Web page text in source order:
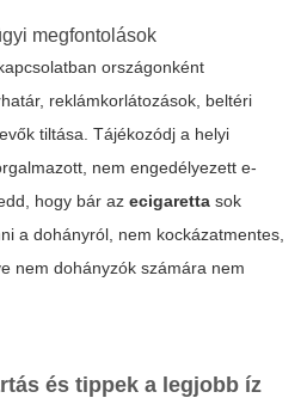
megfontolások
országonként
reklámkorlátozások, beltéri
tiltása. Tájékozódj a helyi
nem engedélyezett e-
hogy bár az ecigaretta sok
a dohányról, nem kockázatmentes,
nem dohányzók számára nem
és tippek a legjobb íz